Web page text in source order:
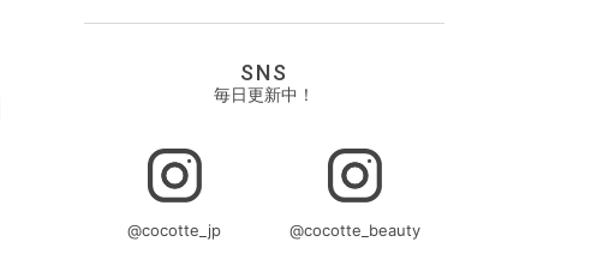
SNS
毎日更新中！
@cocotte_jp @cocotte_beauty